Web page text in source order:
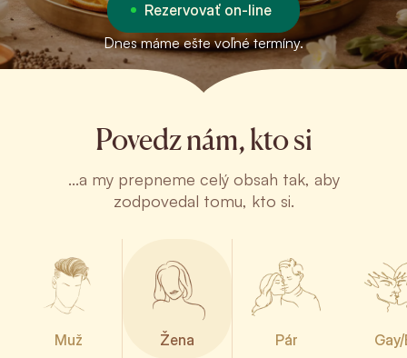
Rezervovať on-line
Dnes máme ešte voľné termíny.
Povedz nám, kto si
...a my prepneme celý obsah tak, aby
zodpovedal tomu, kto si.
Muž Žena Pár Gay/